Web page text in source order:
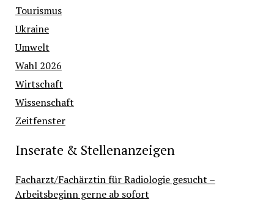
Tourismus
Ukraine
Umwelt
Wahl 2026
Wirtschaft
Wissenschaft
Zeitfenster
Inserate & Stellenanzeigen
Facharzt/Fachärztin für Radiologie gesucht –
Arbeitsbeginn gerne ab sofort